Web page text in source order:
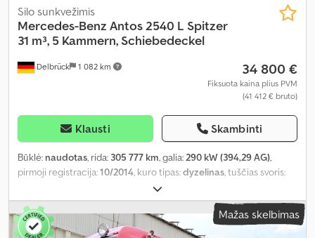
Delbrück 1 082 km
Silo sunkvežimis
Mercedes-Benz Antos 2540 L Spitzer
31 m³, 5 Kammern, Schiebedeckel
34 800 €
Fiksuota kaina plius PVM
(41 412 € bruto)
Klausti Skambinti
Būklė: naudotas, rida: 305 777 km, galia: 290 kW (394,29 AG),
pirmoji registracija:10/2014 , kuro tipas:dyzelinas , tuščias svoris:
, didžiausias leistinas svoris:
26 000 kg, padangos dydis:315 / 70 R 22,5, ašių konfigūracija:3
ašys, ratų bazė:4 600 mm, kita apžiūra (TÜV): 11/2026, spalva:
balta, vairuotojo kabina:dieninė kabina, pavaros tipas:
Mažas skelbimas